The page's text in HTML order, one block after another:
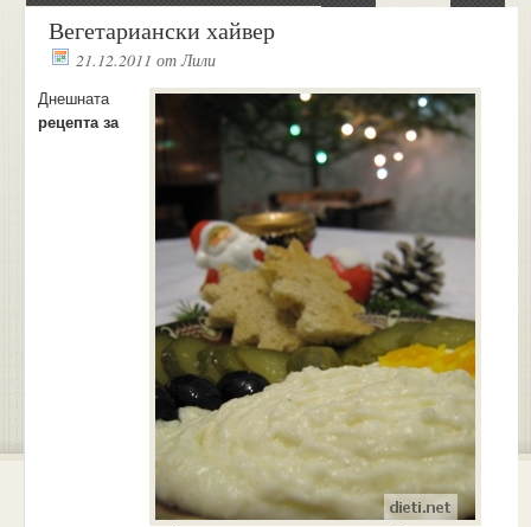
Вегетариански хайвер
21.12.2011 отЛили
Днешната
рецепта за